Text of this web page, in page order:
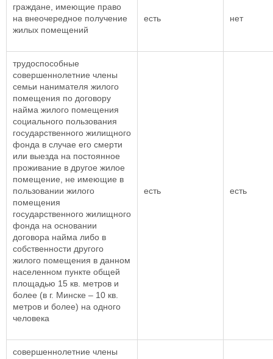
граждане, имеющие право
на внеочередное получение
жилых помещений
есть нет
трудоспособные
совершеннолетние члены
семьи нанимателя жилого
помещения по договору
найма жилого помещения
социального пользования
государственного жилищного
фонда в случае его смерти
или выезда на постоянное
проживание в другое жилое
помещение, не имеющие в
пользовании жилого
помещения
государственного жилищного
фонда на основании
договора найма либо в
собственности другого
жилого помещения в данном
населенном пункте общей
площадью 15 кв. метров и
более (в г. Минске – 10 кв.
метров и более) на одного
человека
есть есть
совершеннолетние члены